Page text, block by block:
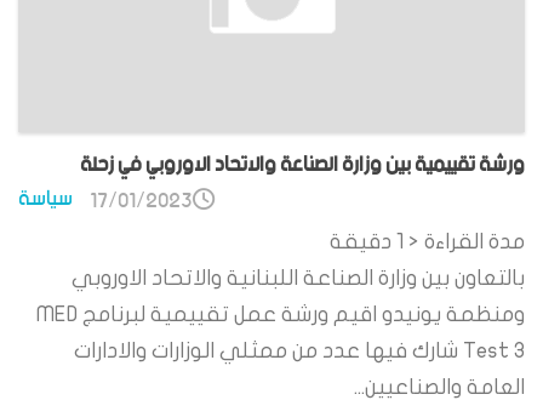
ورشة تقييمية بين وزارة الصناعة والاتحاد الاوروبي في زحلة
سياسة 17/01/2023
مدة القراءة < 1
دقيقة
بالتعاون بين وزارة الصناعة اللبنانية والاتحاد الاوروبي
ومنظمة يونيدو اقيم ورشة عمل تقييمية لبرنامج MED
Test 3 شارك فيها عدد من ممثلي الوزارات والادارات
العامة والصناعيين...